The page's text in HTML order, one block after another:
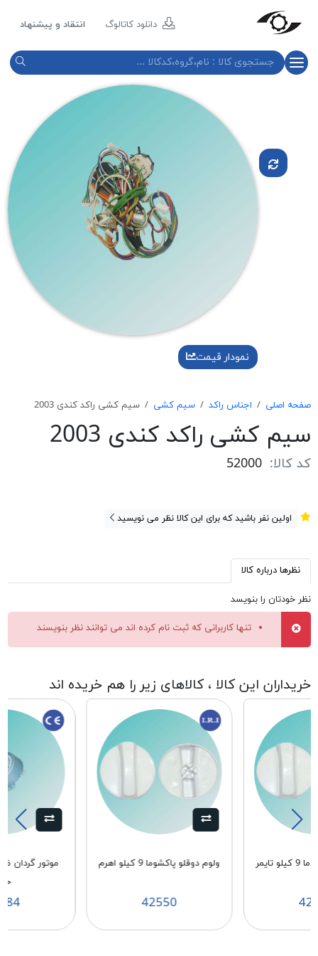
دانلود کاتالوگ انتقاد و پیشنهاد
نمودار قیمت
صفحه اصلی اجناس راکد سیم کشی سیم کشی راکد کندی 2003
سیم کشی راکد کندی 2003
کد کالا: 52000
اولین نفر باشید که برای این کالا نظر می نویسید
نظرها درباره کالا
نظر خودتان را بنویسد
تنها کاربرانی که ثبت نام کرده اند می توانند نظر بنویسند
خریداران این کالا ، کالاهای زیر را هم خریده اند
تایمر ولوم دوقلو پاکشوما 9 کیلو اهرم
42550
موتور گردان